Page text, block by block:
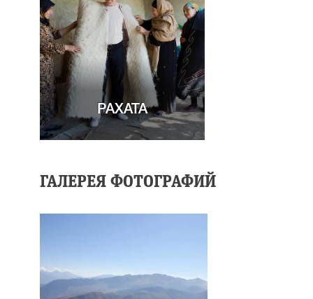
РАХАТА
ГАЛЕРЕЯ ФОТОГРАФИЙ